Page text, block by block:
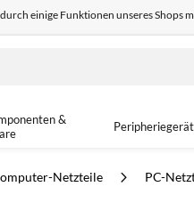
einige Funktionen unseres Shops
&
Netzteile PC-